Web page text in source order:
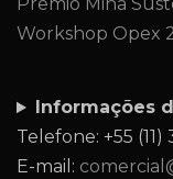
Workshop Opex
Informações
Telefone: +55
E-mail: